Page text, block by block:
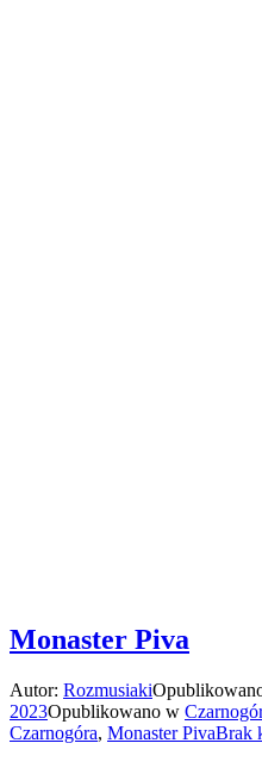
Monaster Piva
Autor: Rozmusiaki
2023Opublikowano w
Czarnogóra, Monaster PivaBrak